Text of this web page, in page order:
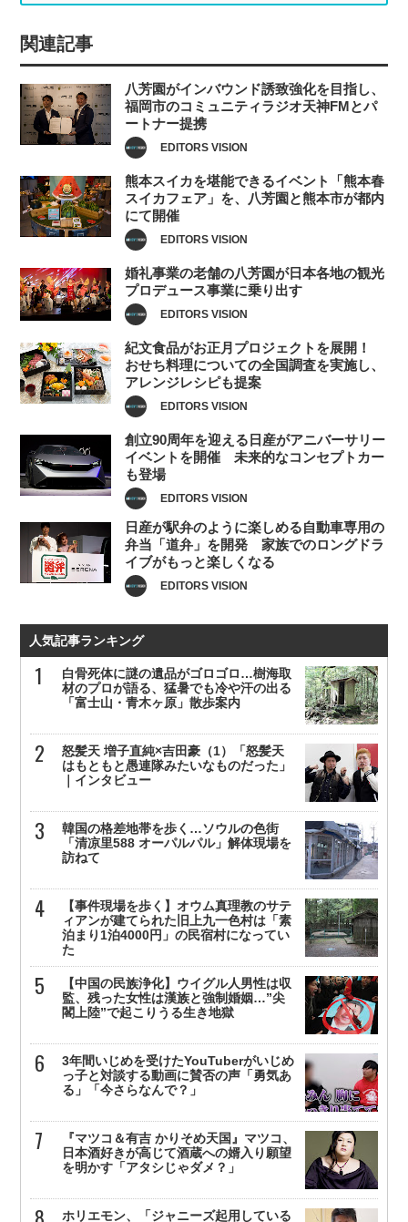
関連記事
八芳園がインバウンド誘致強化を目指し、
福岡市のコミュニティラジオ天神FMとパ
ートナー提携
EDITORS VISION
熊本スイカを堪能できるイベント「熊本春
スイカフェア」を、八芳園と熊本市が都内
にて開催
EDITORS VISION
婚礼事業の老舗の八芳園が日本各地の観光
プロデュース事業に乗り出す
EDITORS VISION
紀文食品がお正月プロジェクトを展開！
おせち料理についての全国調査を実施し、
アレンジレシピも提案
EDITORS VISION
創立90周年を迎える日産がアニバーサリー
イベントを開催 未来的なコンセプトカー
も登場
EDITORS VISION
日産が駅弁のように楽しめる自動車専用の
弁当「道弁」を開発 家族でのロングドラ
イブがもっと楽しくなる
EDITORS VISION
人気記事ランキング
白骨死体に謎の遺品がゴロゴロ…樹海取
材のプロが語る、猛暑でも冷や汗の出る
「富士山・青木ヶ原」散歩案内
怒髪天 増子直純×吉田豪（1）「怒髪天
はもともと愚連隊みたいなものだった」
｜インタビュー
韓国の格差地帯を歩く…ソウルの色街
「清凉里588 オーパルパル」解体現場を
訪ねて
【事件現場を歩く】オウム真理教のサテ
ィアンが建てられた旧上九一色村は「素
泊まり1泊4000円」の民宿村になってい
た
【中国の民族浄化】ウイグル人男性は収
監、残った女性は漢族と強制婚姻…”尖
閣上陸”で起こりうる生き地獄
3年間いじめを受けたYouTuberがいじめ
っ子と対談する動画に賛否の声「勇気あ
る」「今さらなんで？」
『マツコ＆有吉 かりそめ天国』マツコ、
日本酒好きが高じて酒蔵への婿入り願望
を明かす「アタシじゃダメ？」
ホリエモン、「ジャニーズ起用している